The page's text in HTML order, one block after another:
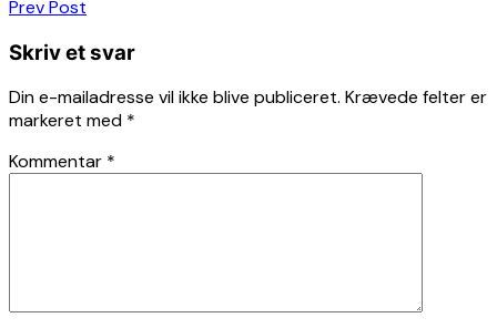
Indlægsnavigation
Prev Post
Skriv et svar
Din e-mailadresse vil ikke blive publiceret. Krævede felter er
markeret med *
Kommentar *